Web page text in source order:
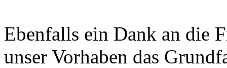
Ebenfalls ein Dank an die
unser Vorhaben das